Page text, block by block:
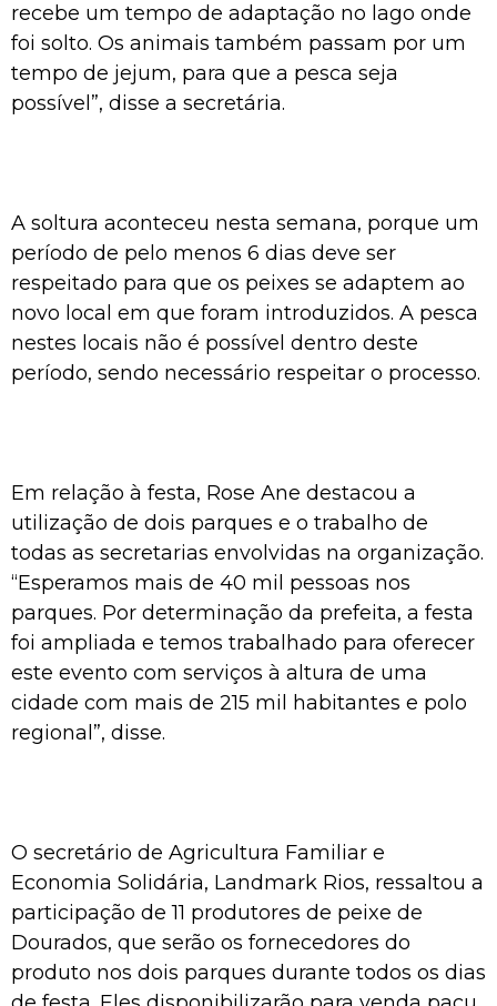
recebe um tempo de adaptação no lago onde
foi solto. Os animais também passam por um
tempo de jejum, para que a pesca seja
possível”, disse a secretária.
A soltura aconteceu nesta semana, porque um
período de pelo menos 6 dias deve ser
respeitado para que os peixes se adaptem ao
novo local em que foram introduzidos. A pesca
nestes locais não é possível dentro deste
período, sendo necessário respeitar o processo.
Em relação à festa, Rose Ane destacou a
utilização de dois parques e o trabalho de
todas as secretarias envolvidas na organização.
“Esperamos mais de 40 mil pessoas nos
parques. Por determinação da prefeita, a festa
foi ampliada e temos trabalhado para oferecer
este evento com serviços à altura de uma
cidade com mais de 215 mil habitantes e polo
regional”, disse.
O secretário de Agricultura Familiar e
Economia Solidária, Landmark Rios, ressaltou a
participação de 11 produtores de peixe de
Dourados, que serão os fornecedores do
produto nos dois parques durante todos os dias